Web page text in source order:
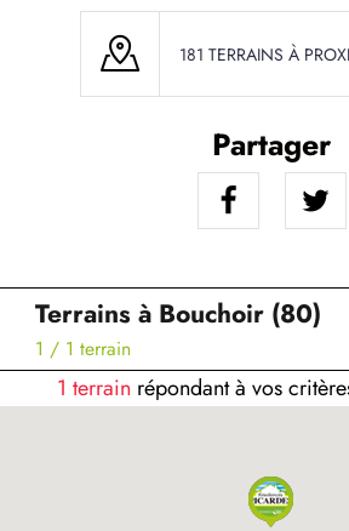
181 TERRAINS À
Partager
Terrains à Bouchoir (80)
1 / 1 terrain
1 terrain répondant à vos